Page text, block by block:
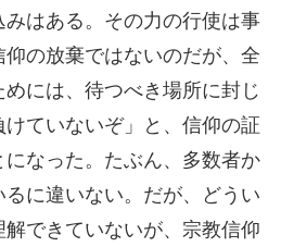
はある。その力の行使は事
の放棄ではないのだが、全
には、待つべき場所に封じ
ていないぞ」と、信仰の証
なった。たぶん、多数者か
に違いない。だが、どうい
できていないが、宗教信仰